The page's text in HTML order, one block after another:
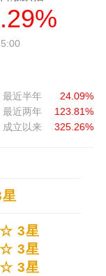
最近半年
24.09%
最近两年
123.81%
成立以来 325.26%
3星
3星
3星